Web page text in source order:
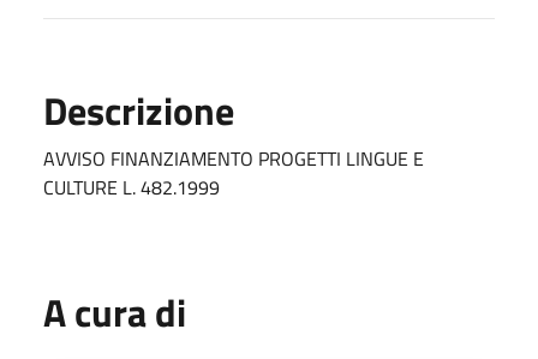
Descrizione
AVVISO FINANZIAMENTO PROGETTI LINGUE E
CULTURE L. 482.1999
A cura di